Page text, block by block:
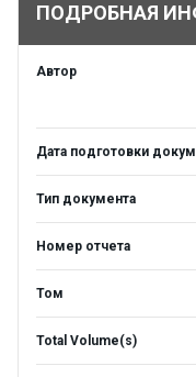
ПОДРОБНАЯ
Автор
Дата подготовки
Тип документа
Номер отчета
Том
Total Volume(s)